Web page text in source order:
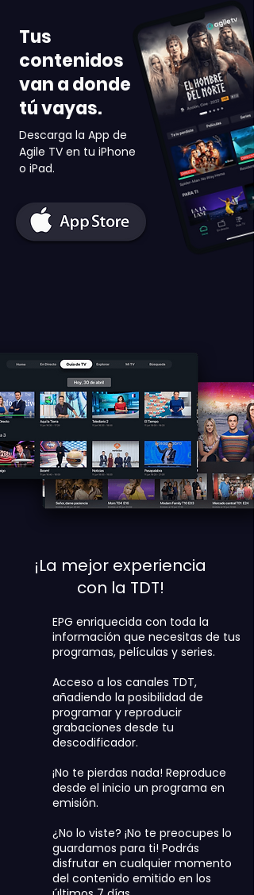
Tus
contenidos
van a donde
tú vayas.
Descarga la App de
Agile TV en tu iPhone
o iPad.
¡La mejor experiencia
con la TDT!
EPG enriquecida con toda la
información que necesitas de tus
programas, películas y series.
Acceso a los canales TDT,
añadiendo la posibilidad de
programar y reproducir
grabaciones desde tu
descodificador.
¡No te pierdas nada! Reproduce
desde el inicio un programa en
emisión.
¿No lo viste? ¡No te preocupes lo
guardamos para ti! Podrás
disfrutar en cualquier momento
del contenido emitido en los